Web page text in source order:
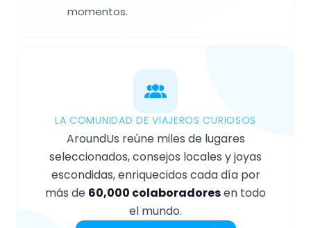
momentos.
LA COMUNIDAD DE VIAJEROS CURIOSOS
AroundUs reúne miles de lugares
seleccionados, consejos locales y joyas
escondidas, enriquecidos cada día por
más de 60,000 colaboradoresen todo
el mundo.